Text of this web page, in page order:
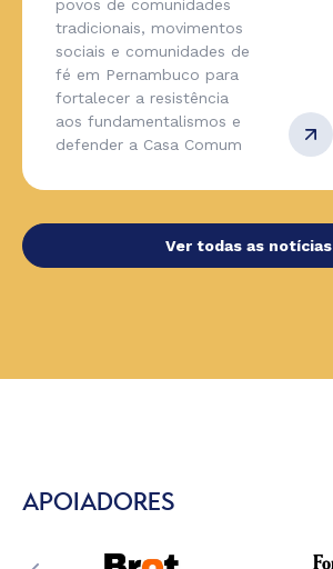
povos de comunidades
tradicionais, movimentos
sociais e comunidades de
fé em Pernambuco para
fortalecer a resistência
aos fundamentalismos e
defender a Casa Comum
Ver todas as notícias
APOIADORES